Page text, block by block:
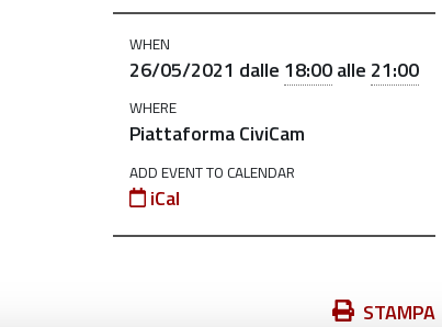
WHEN
26/05/2021 dalle 18:00alle 21:00
WHERE
Piattaforma CiviCam
ADD EVENT TO CALENDAR
iCal
Azioni STAMPA